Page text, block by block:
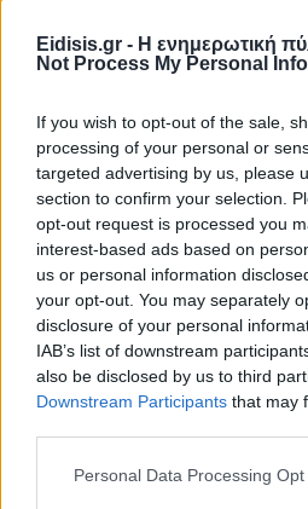
Eidisis.gr - Η ενημερωτική
Not Process My Personal
If you wish to opt-out of the sale,
processing of your personal or
targeted advertising by us, please
section to confirm your selection.
opt-out request is processed you
interest-based ads based on
us or personal information
your opt-out. You may separately
disclosure of your personal
IAB’s list of downstream
also be disclosed by us to third
Downstream Participants that may
Personal Data Processing
Πρωινή 5-8-2026
Ειδήσεις